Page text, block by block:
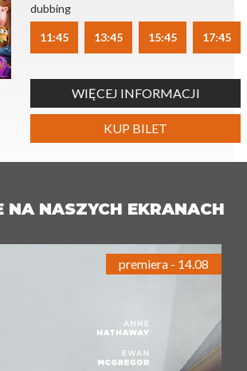
dubbing
11:45 13:45 15:45 17:45
WIĘCEJ INFORMACJI
KUP BILET
NA NASZYCH EKRANACH
premiera - 14.08